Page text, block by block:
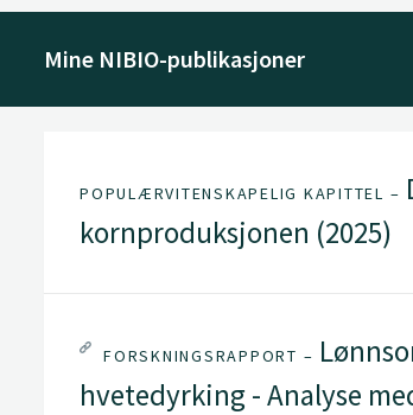
Mine NIBIO-publikasjoner
POPULÆRVITENSKAPELIG KAPITTEL –
kornproduksjonen (2025)
FORSKNINGSRAPPORT –
hvetedyrking - Analyse